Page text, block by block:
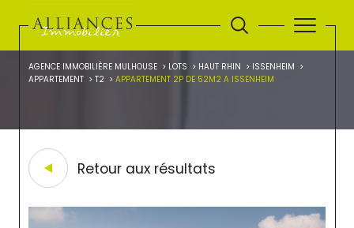
AGENCE IMMOBILIÈRE MULHOUSE LOTS HAUT RHIN
ISSENHEIM
APPARTEMENT
T2 APPARTEMENT 2P DE 52M2 A ISSENHEIM
Retour aux résultats